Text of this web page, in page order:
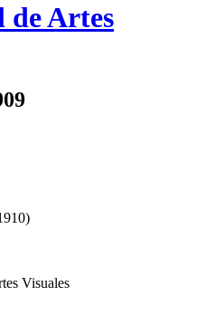
de Artes
Visuales